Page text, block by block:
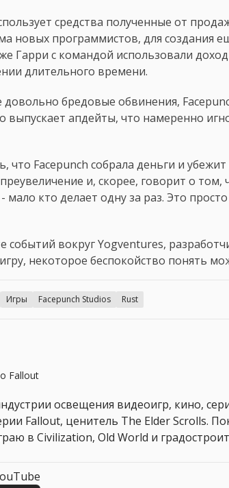
средства полученные от
новых программистов, для создания
Гарри с командой использовали
длительного времени.
довольно бредовые обвинения,
выпускает апдейты, что намеренно
что Facepunch собрала деньги и
и, скорее, говорит о
мало кто делает одну за раз. Это
событий вокруг Yogventures,
некоторое беспокойство понять
Игры Facepunch Studios Rust
Fallout
освещения видеоигр, кино,
Fallout, ценитель The Elder Scrolls.
в Civilization, Old World и